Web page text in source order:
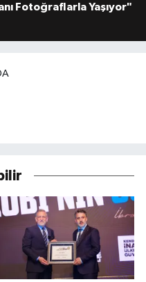
Fotoğraflarla Yaşıyor"